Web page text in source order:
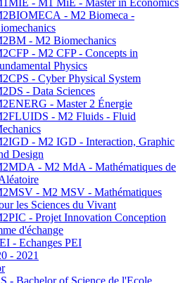
- M1 MiE - Master in Economics
- M2 Biomeca -
- M2 Biomechanics
- M2 CFP - Concepts in
Physics
- Cyber Physical System
- Data Sciences
- Master 2 Énergie
- M2 Fluids - Fluid
- M2 IGD - Interaction, Graphic
Design
- M2 MdA - Mathématiques de
- M2 MSV - Mathématiques
les Sciences du Vivant
- Projet Innovation Conception
d'échange
- Echanges PEI
- 2021
- Bachelor of Science de l'Ecole